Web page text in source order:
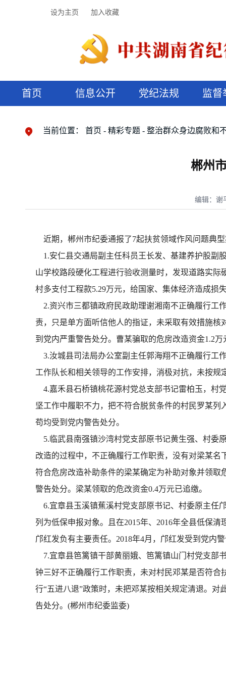
设为主页 加入收藏
首页 信息公开 党纪法规 监督
当前位置： 首页 精彩专题 整治群众身边腐败和
郴州
编辑：谢
近期，郴州市纪委通报了7起扶贫领域作风问题典
1.安仁县交通局副主任科员王长发、基建养护股副
山学校路段硬化工程进行验收测量时，发现道路实
村多支付工程款5.29万元，给国家、集体经济造成损
2.资兴市三都镇政府民政助理谢湘南不正确履行工
责，只是单方面听信他人的指证，未采取有效措施核
到党内严重警告处分。曹某骗取的危房改造资金1.2万
3.汝城县司法局办公室副主任郭海翔不正确履行工
工作队长和相关领导的工作安排，消极对抗，未按
4.嘉禾县石桥镇桃花源村党总支部书记雷柏玉，村
坚工作中履职不力，把不符合脱贫条件的村民罗某
苟均受到党内警告处分。
5.临武县南强镇沙湾村党支部原书记黄生强、村委
改造的过程中，不正确履行工作职责，没有对梁某
符合危房改造补助条件的梁某确定为补助对象并领取
警告处分。梁某领取的危改资金0.4万元已追缴。
6.宜章县玉溪镇蕉溪村党支部原书记、村委原主任
列为低保申报对象。且在2015年、2016年全县低保
邝红发负有主要责任。2018年4月，邝红发受到党内
7.宜章县笆篱镇干部黄丽娥、笆篱镇山门村党支部
钟三好不正确履行工作职责，未对村民邓某是否符
行“五进八退”政策时，未把邓某按相关规定清退。
告处分。(郴州市纪委监委)